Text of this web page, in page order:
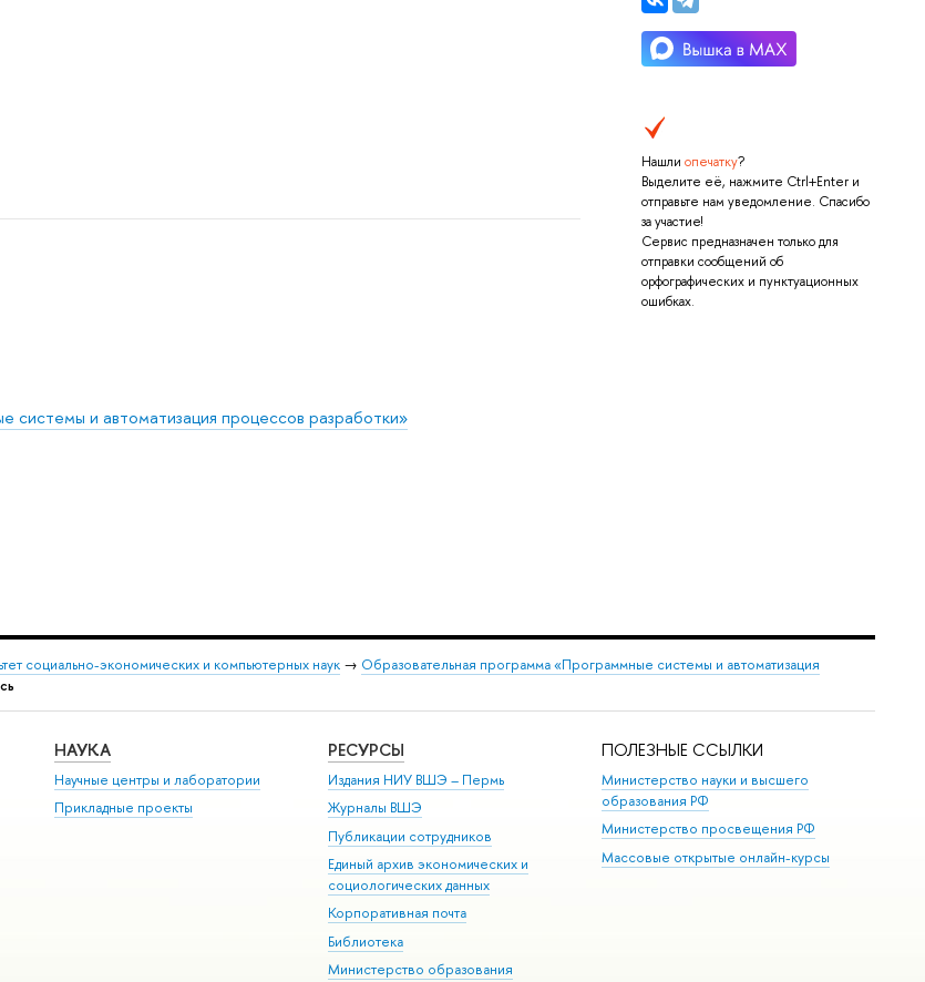
Нашли опечатку?
Выделите её, нажмите Ctrl+Enter и
отправьте нам уведомление. Спасибо
за участие!
Сервис предназначен только для
отправки сообщений об
орфографических и пунктуационных
ошибках.
системы и автоматизация процессов разработки»
социально-экономических и компьютерных наук→ Образовательная программа «Программные системы и автоматизация
НАУКА
Научные центры и лаборатории
Прикладные проекты
РЕСУРСЫ
Издания НИУ ВШЭ ­– Пермь
Журналы ВШЭ
Публикации сотрудников
Единый архив экономических и
социологических данных
Корпоративная почта
Библиотека
Министерство образования
ПОЛЕЗНЫЕ ССЫЛКИ
Министерство науки и высшего
образования РФ
Министерство просвещения РФ
Массовые открытые онлайн-курсы